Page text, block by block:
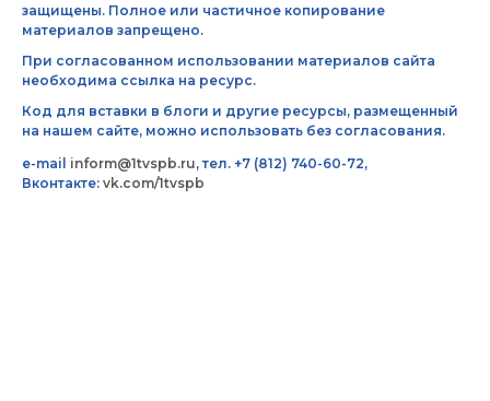
защищены. Полное или частичное копирование
материалов запрещено.
При согласованном использовании материалов сайта
необходима ссылка на ресурс.
Код для вставки в блоги и другие ресурсы, размещенный
на нашем сайте, можно использовать без согласования.
e-mail inform@1tvspb.ru, тел. +7 (812) 740-60-72,
Вконтакте: vk.com/1tvspb